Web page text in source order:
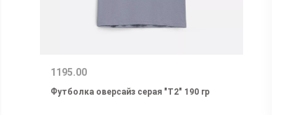
1195.00
Футболка оверсайз серая "Т2" 190 гр